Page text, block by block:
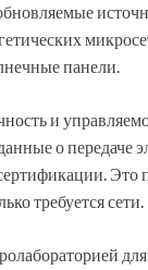
панели.
и
о передаче
Это
требуется сети.